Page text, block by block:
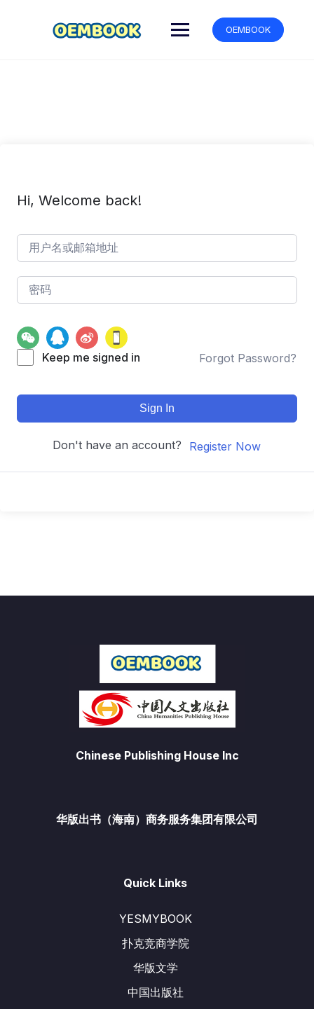
OEMBOOK
Hi, Welcome back!
Keep me signed in Forgot Password?
Sign In
Don't have an account? Register Now
Chinese Publishing House Inc
华版出书（海南）商务服务集团有限公司
Quick Links
YESMYBOOK
扑克竞商学院
华版文学
中国出版社